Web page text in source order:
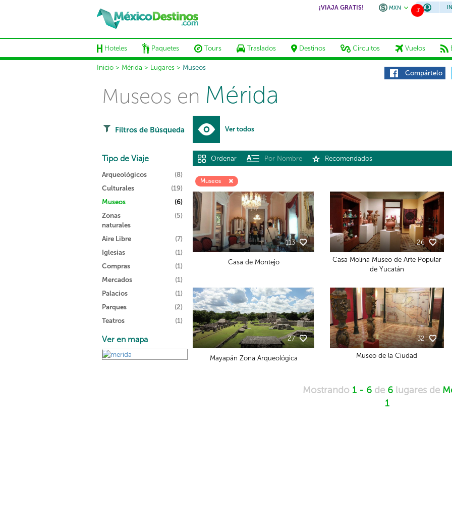
¡VIAJA GRATIS! MXN 3
Hoteles Paquetes Tours Traslados Destinos Circuitos Vuelos
Inicio > Mérida > Lugares > Museos
Compártelo
Museos en Mérida
Ver todos
Filtros de Búsqueda
Tipo de Viaje
Arqueológicos
(8)
Culturales
(19)
Museos
(6)
Zonas
naturales
(5)
Aire Libre
(7)
Iglesias
(1)
Compras
(1)
Mercados
(1)
Palacios
(1)
Parques
(2)
Teatros
(1)
Ver en mapa
Ordenar Por Nombre Recomendados
Museos
113
Casa de Montejo
26
Casa Molina Museo de Arte Popular
de Yucatán
27
Mayapán Zona Arqueológica
32
Museo de la Ciudad
Mostrando 1 - 6de 6lugares de
1